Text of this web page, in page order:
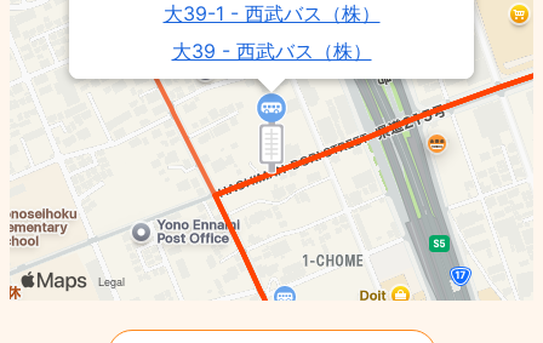
大39-1 - 西武バス（株）
大39 - 西武バス（株）
北浦04/新都01/01-3/02 - 国際興業（株）
新都11 - 西武バス（株）